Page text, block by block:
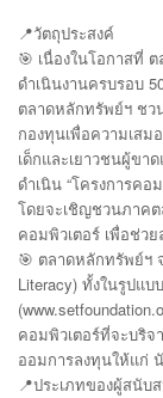
📍วัตถุประสงค์
🎯 เนื่องในโอกาสที่
ดำเนินงานครบรอบ
ตลาดหลักทรัพย์ฯ ชว
กองทุนเพื่อความเสม
เด็กและเยาวชนผู้ขา
ดำเนิน “โครงการคอ
โดยจะเชิญชวนภาค
คอมพิวเตอร์ เพื่อช่ว
🎯 ตลาดหลักทรัพย์ฯ
Literacy) ทั้งในรูปแบ
คอมพิวเตอร์ที่จะบริจ
ออมการลงทุนให้แก่
📍ประเภทของผู้สนับ